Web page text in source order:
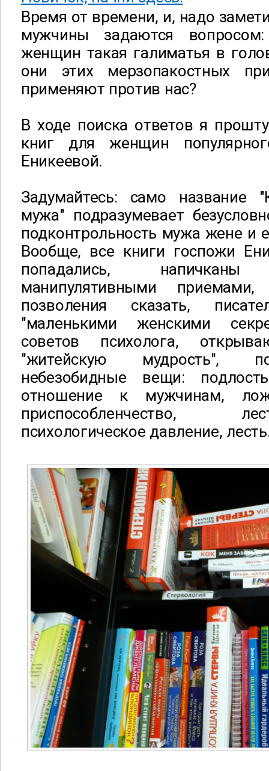
Время от времени, и, надо
мужчины задаются
женщин такая галиматья в
они этих мерзопакостных
применяют против нас?
В ходе поиска ответов я
книг для женщин
Еникеевой.
Задумайтесь: само название
мужа" подразумевает
подконтрольность мужа жене и
Вообще, все книги госпожи
попадались, напичканы
манипулятивными
позволения сказать,
"маленькими женскими
советов психолога,
"житейскую мудрость",
небезобидные вещи:
отношение к мужчинам,
приспособленчество,
психологическое давление,